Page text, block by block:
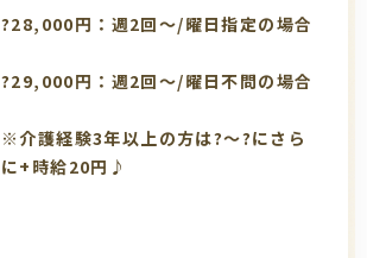
?28,000円：週2回～/曜日指定の場合
?29,000円：週2回～/曜日不問の場合
※介護経験3年以上の方は?～?にさら
に+時給20円♪